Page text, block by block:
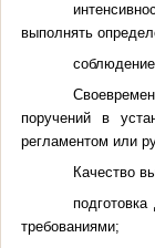
выполнять
поручений в
регламентом или
Качество
требованиями;